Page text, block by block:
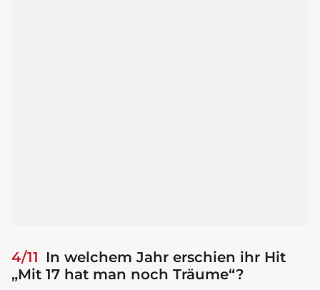
4/11 In welchem Jahr erschien ihr Hit
„Mit 17 hat man noch Träume“?